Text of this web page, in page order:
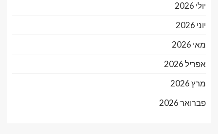
יולי 2026
יוני 2026
מאי 2026
אפריל 2026
מרץ 2026
פברואר 2026